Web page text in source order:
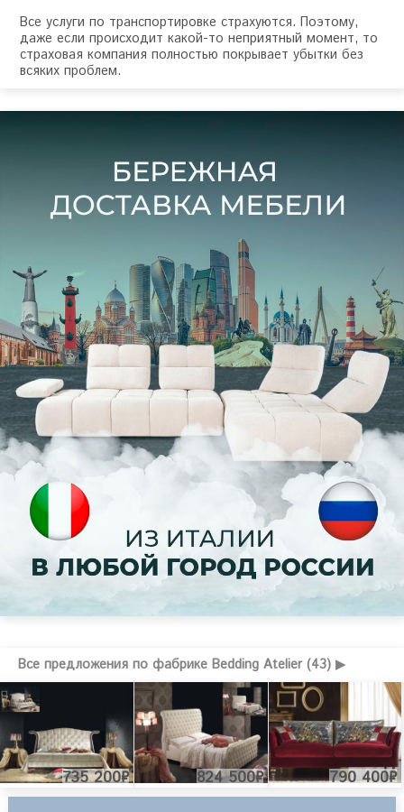
Все услуги по транспортировке страхуются. Поэтому,
даже если происходит какой-то неприятный момент, то
страховая компания полностью покрывает убытки без
всяких проблем.
Все предложения по фабрике Bedding Atelier (43) ▶
735 200₽ 824 500₽ 790 400₽